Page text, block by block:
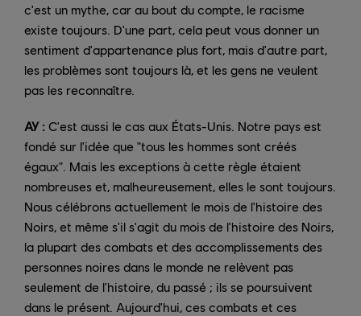
c'est un mythe, car au bout du compte, le racisme
existe toujours. D'une part, cela peut vous donner un
sentiment d'appartenance plus fort, mais d'autre part,
les problèmes sont toujours là, et les gens ne veulent
pas les reconnaître.
AY : C'est aussi le cas aux États-Unis. Notre pays est
fondé sur l'idée que "tous les hommes sont créés
égaux". Mais les exceptions à cette règle étaient
nombreuses et, malheureusement, elles le sont toujours.
Nous célébrons actuellement le mois de l'histoire des
Noirs, et même s'il s'agit du mois de l'histoire des Noirs,
la plupart des combats et des accomplissements des
personnes noires dans le monde ne relèvent pas
seulement de l'histoire, du passé ; ils se poursuivent
dans le présent. Aujourd'hui, ces combats et ces